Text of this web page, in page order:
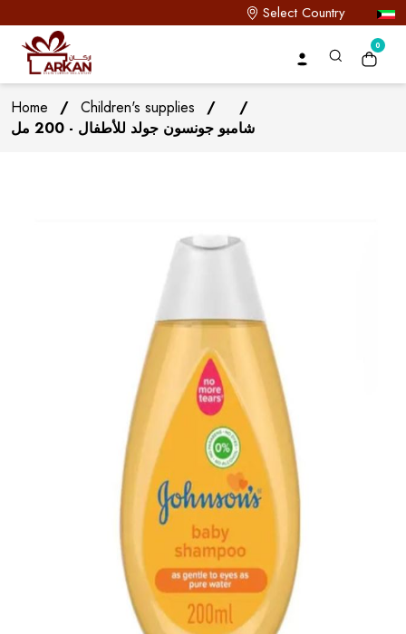
Select Country
0
Home / Children's supplies /
/
شامبو جونسون جولد للأطفال - 200 مل